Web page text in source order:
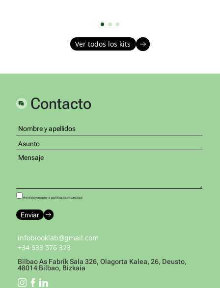
Ver todos los kits
Contacto
He leído y acepto la política de privacidad
infobiooklab@gmail.com
+34 633 576 323
Bilbao As Fabrik Sala 326, Olagorta Kalea, 26, Deusto,
48014 Bilbao, Bizkaia